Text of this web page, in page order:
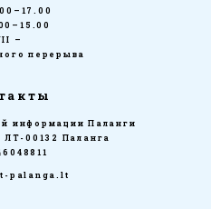
–
перерыва
информации Паланги
00132 Паланга
palanga.lt